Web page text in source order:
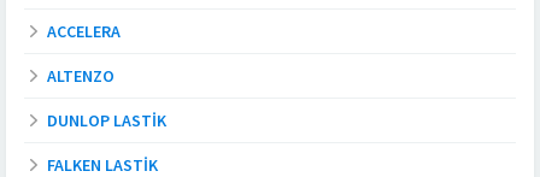
ACCELERA
ALTENZO
DUNLOP LASTIK
FALKEN LASTIK